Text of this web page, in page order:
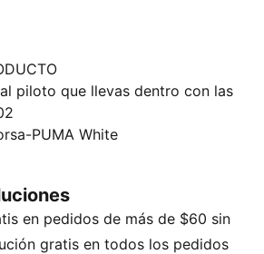
piloto que llevas dentro con las
Cat 11 unisex. Con los colores
una elegante cubierta
duradera, esta colaboración
en cada paso.
Y BENEFICIOS
al menos un 20% de
PUMA White
en pedidos de más de $60 sin
gratis en todos los pedidos